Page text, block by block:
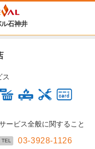
石神井
ス
ービス全般に関すること
TEL 03-3928-1126